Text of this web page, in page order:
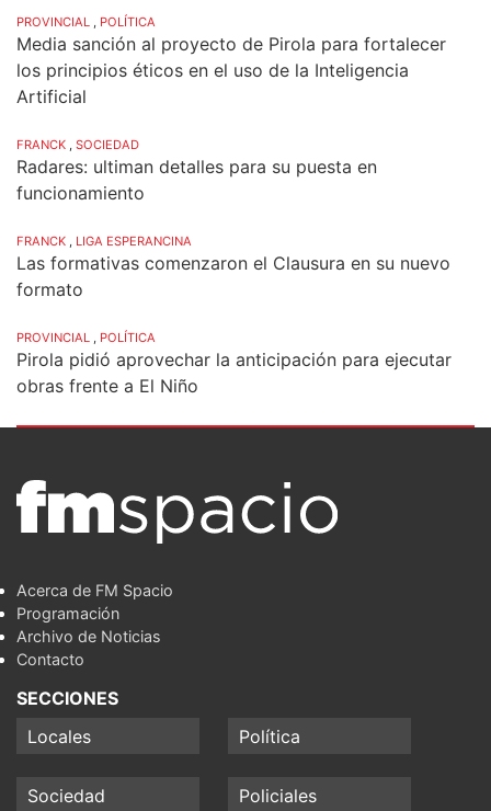
PROVINCIAL , POLÍTICA
Media sanción al proyecto de Pirola para fortalecer
los principios éticos en el uso de la Inteligencia
Artificial
FRANCK , SOCIEDAD
Radares: ultiman detalles para su puesta en
funcionamiento
FRANCK , LIGA ESPERANCINA
Las formativas comenzaron el Clausura en su nuevo
formato
PROVINCIAL , POLÍTICA
Pirola pidió aprovechar la anticipación para ejecutar
obras frente a El Niño
Acerca de FM Spacio
Programación
Archivo de Noticias
Contacto
SECCIONES
Locales
Política
Sociedad Policiales